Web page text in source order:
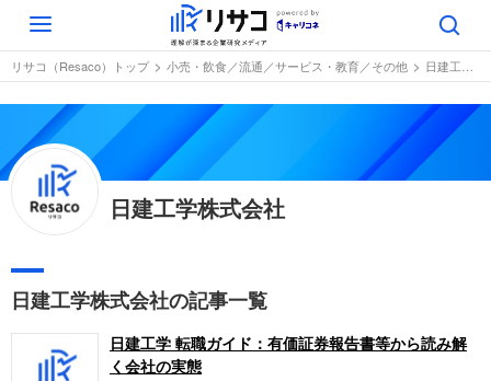
Toggle
navigation
リサコ（Resaco）トップ 小売・飲食／流通／サービス・教育／その他 日建工学株式会社
日建工学株式会社
日建工学株式会社の記事一覧
日建工学 転職ガイド：有価証券報告書等から読み解
く会社の実態